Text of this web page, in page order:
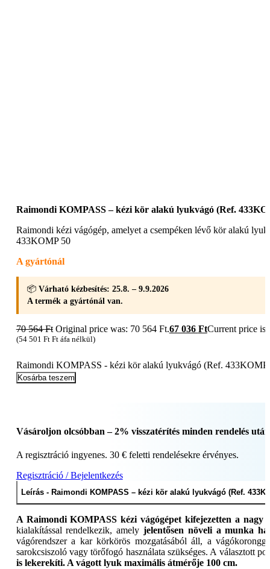
Raimondi KOMPASS – kézi kör alakú lyukvágó (Ref.
Raimondi kézi vágógép, amelyet a csempéken lévő kör alakú
433KOMP 50
A gyártónál
📦 Várható kézbesítés: 25.8. – 9.9.2026
A termék a gyártónál van.
70 564Ft Original price was: 70 564 Ft.67 036 FtCurrent price
(54 501 FtFt áfa nélkül)
Raimondi KOMPASS - kézi kör alakú lyukvágó (Ref. 433KOMP
Kosárba teszem
Vásároljon olcsóbban – 2% visszatérítés minden rendelés után
A regisztráció ingyenes. 30 € feletti rendelésekre érvényes.
Regisztráció / Bejelentkezés
Leírás - Raimondi KOMPASS – kézi kör alakú lyukvágó (Ref.
A Raimondi KOMPASS kézi vágógépet kifejezetten a
kialakítással rendelkezik, amely jelentősen növeli a munka
vágórendszer a kar körkörös mozgatásából áll, a
sarokcsiszoló vagy törőfogó használata szükséges. A választott
is lekerekíti. A vágott lyuk maximális átmérője 100 cm.